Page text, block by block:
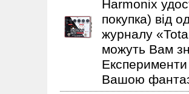
Harmonix
покупка) від
журналу
можуть Вам
Вашою